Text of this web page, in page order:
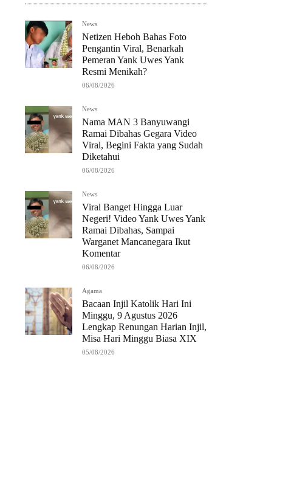
News
Netizen Heboh Bahas Foto
Pengantin Viral, Benarkah
Pemeran Yank Uwes Yank
Resmi Menikah?
06/08/2026
News
Nama MAN 3 Banyuwangi
Ramai Dibahas Gegara Video
Viral, Begini Fakta yang Sudah
Diketahui
06/08/2026
News
Viral Banget Hingga Luar
Negeri! Video Yank Uwes Yank
Ramai Dibahas, Sampai
Warganet Mancanegara Ikut
Komentar
06/08/2026
Agama
Bacaan Injil Katolik Hari Ini
Minggu, 9 Agustus 2026
Lengkap Renungan Harian Injil,
Misa Hari Minggu Biasa XIX
05/08/2026